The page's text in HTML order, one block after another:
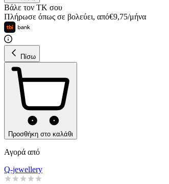
Βάλε τον ΤΚ σου
Πλήρωσε όπως σε βολεύει, από€9,75/μήνα
Πίσω
Προσθήκη στο καλάθι
Αγορά από
Q-jewellery